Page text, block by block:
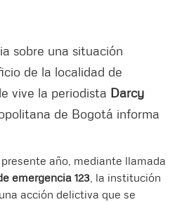
sobre una situación
de la localidad de
vive la periodista Darcy
de Bogotá informa
año, mediante llamada
emergencia 123 , la institución
acción delictiva que se